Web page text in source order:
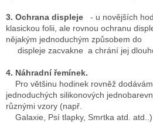
3. Ochrana displeje - u novějších
klasickou folii, ale rovnou ochranu
nějakým jednoduchým způsobem do
displeje zacvakne a chrání jej
4. Náhradní řemínek.
Pro většinu hodinek rovněž
jednoduchých silikonových
různými vzory (např.
Galaxie, Psí tlapky, Smrtka atd.